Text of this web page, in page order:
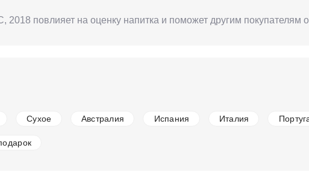
повлияет на оценку напитка и поможет другим покупателям
Сухое Австралия Испания Италия